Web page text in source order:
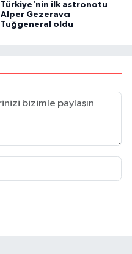
Türkiye'nin ilk astronotu
Alper Gezeravcı
Tuğgeneral oldu